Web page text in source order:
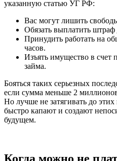
указанную статью УГ РФ:
Вас могут лишить
Обязать выплатить
Принудить работать на
часов.
Изъять имущество в счет
займа.
Бояться таких серьезных
если сумма меньше 2
Но лучше не затягивать до
быстро капают и создают
будущем.
Когда можно не